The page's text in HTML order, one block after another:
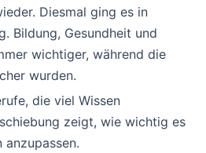
Diesmal ging es in
Bildung, Gesundheit und
wichtiger, während die
wurden.
die viel Wissen
zeigt, wie wichtig es
anzupassen.